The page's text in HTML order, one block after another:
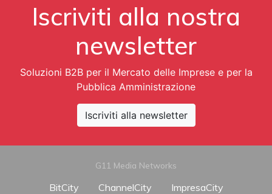
Iscriviti alla nostra
newsletter
Soluzioni B2B per il Mercato delle Imprese e per la
Pubblica Amministrazione
Iscriviti alla newsletter
G11 Media Networks
BitCity ChannelCity
ImpresaCity